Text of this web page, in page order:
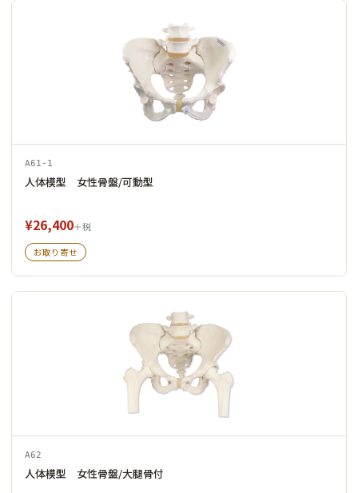
A61-1
人体模型 女性骨盤/可動型
¥26,400＋税
お取り寄せ
A62
人体模型 女性骨盤/大腿骨付